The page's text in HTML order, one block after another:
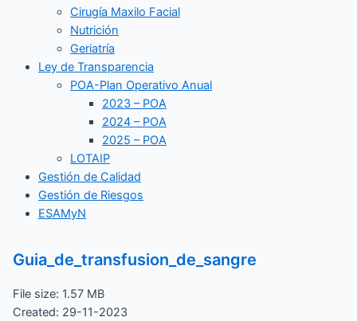
Cirugía Maxilo Facial
Nutrición
Geriatría
Ley de Transparencia
POA-Plan Operativo Anual
2023 – POA
2024 – POA
2025 – POA
LOTAIP
Gestión de Calidad
Gestión de Riesgos
ESAMyN
Guia_de_transfusion_de_sangre
File size: 1.57 MB
Created: 29-11-2023